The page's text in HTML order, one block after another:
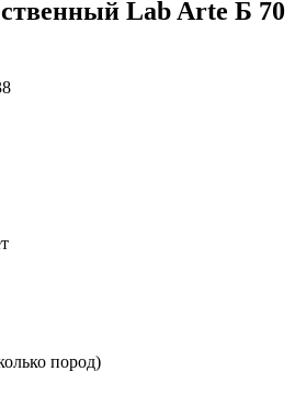
Lab Arte Б 70
пород)